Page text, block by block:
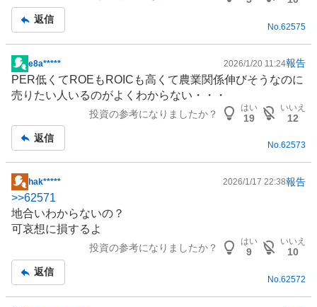
返信
No. 62575
掲
示
板
e8a***** 2026/1/20 11:24報告
PER低くてROEもROICも高くて農業関係伸びそうなのに
売りたい人いるのがよくわからない・・・
投資の参考になりましたか？
はい
19
いいえ
12
返信
No.62573
掲
示
板
記
hak***** 2026/1/17 22:38報告
>>62571
地合いわからないの？
可哀想に損するよ
投資の参考になりましたか？
はい
9
いいえ
10
返信
No. 62572